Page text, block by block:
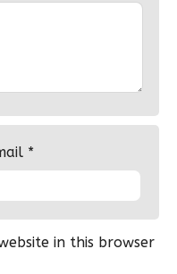
*
in this browser